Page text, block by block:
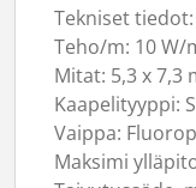
Tekniset tiedot:
Teho/m: 10 W/
Mitat: 5,3 x 7,3
Kaapelityyppi:
Vaippa:
Maksimi